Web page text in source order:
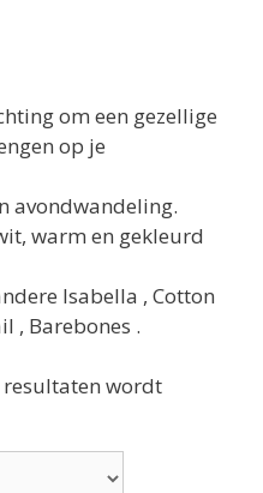
om een gezellige
op je
avondwandeling.
warm en gekleurd
Isabella , Cotton
, Barebones .
resultaten wordt